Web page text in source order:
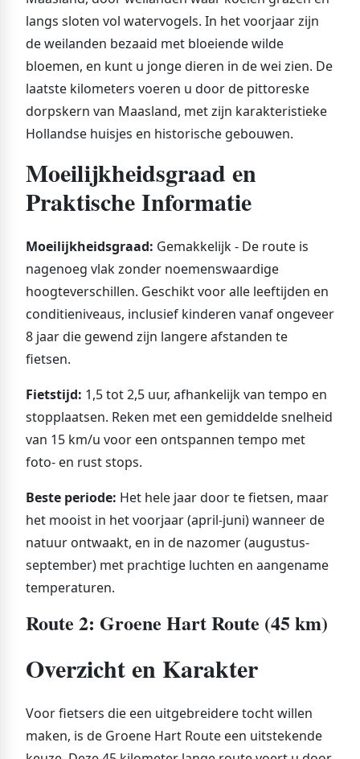
langs sloten vol watervogels. In het voorjaar zijn
de weilanden bezaaid met bloeiende wilde
bloemen, en kunt u jonge dieren in de wei zien. De
laatste kilometers voeren u door de pittoreske
dorpskern van Maasland, met zijn karakteristieke
Hollandse huisjes en historische gebouwen.
Moeilijkheidsgraad en
Praktische Informatie
Moeilijkheidsgraad: Gemakkelijk - De route is
nagenoeg vlak zonder noemenswaardige
hoogteverschillen. Geschikt voor alle leeftijden en
conditieniveaus, inclusief kinderen vanaf ongeveer
8 jaar die gewend zijn langere afstanden te
fietsen.
Fietstijd: 1,5 tot 2,5 uur, afhankelijk van tempo en
stopplaatsen. Reken met een gemiddelde snelheid
van 15 km/u voor een ontspannen tempo met
foto- en rust stops.
Beste periode: Het hele jaar door te fietsen, maar
het mooist in het voorjaar (april-juni) wanneer de
natuur ontwaakt, en in de nazomer (augustus-
september) met prachtige luchten en aangename
temperaturen.
Route 2: Groene Hart Route (45 km)
Overzicht en Karakter
Voor fietsers die een uitgebreidere tocht willen
maken, is de Groene Hart Route een uitstekende